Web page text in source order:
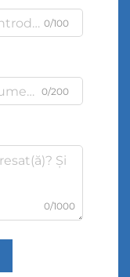
0/100
0/200
0/1000